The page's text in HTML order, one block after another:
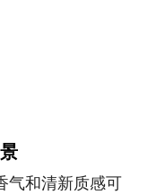
气和清新质感可